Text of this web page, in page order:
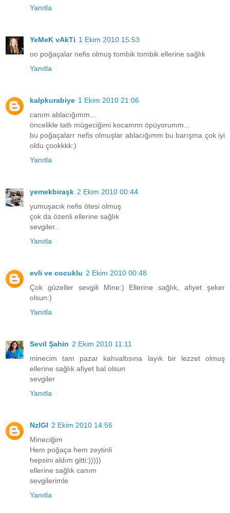
Yanıtla
YeMeK vAkTi 1 Ekim 2010 15:53
oo poğaçalar nefis olmuş tombik tombik ellerine sağlık
Yanıtla
kalpkurabiye 1 Ekim 2010 21:06
canım ablacığımm...
öncelikle tatlı mügeciğimi kocamnn öpüyorumm...
bu poğaçalarr nefis olmuşlar ablacığımm bu barışma çok iyi
oldu çookkkk:)
Yanıtla
yemekbiraşk 2 Ekim 2010 00:44
yumuşacık nefis ötesi olmuş
çok da özenli ellerine sağlık
sevgiler..
Yanıtla
evli ve cocuklu 2 Ekim 2010 00:48
Çok güzeller sevgili Mine:) Ellerine sağlık, afiyet şeker
olsun:)
Yanıtla
Sevil Şahin 2 Ekim 2010 11:11
minecim tam pazar kahvaltısına layık bir lezzet olmuş
ellerine sağlık afiyet bal olsun
sevgiler
Yanıtla
NzlGl 2 Ekim 2010 14:56
Mineciğim
Hem poğaça hem zeytinli
hepsini aldım gitti:)))))
ellerine sağlık canım
sevgilerimle
Yanıtla